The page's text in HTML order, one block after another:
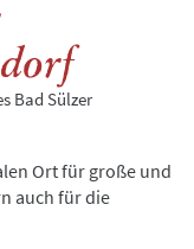
Bad Sülzer
Ort für große und
auch für die